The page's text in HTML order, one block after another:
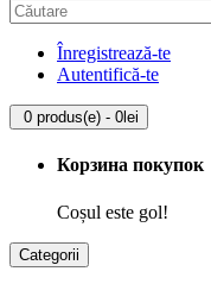
Înregistrează-te
Autentifică-te
0 produs(e) - 0lei
Корзина покупок
Coșul este gol!
Categorii